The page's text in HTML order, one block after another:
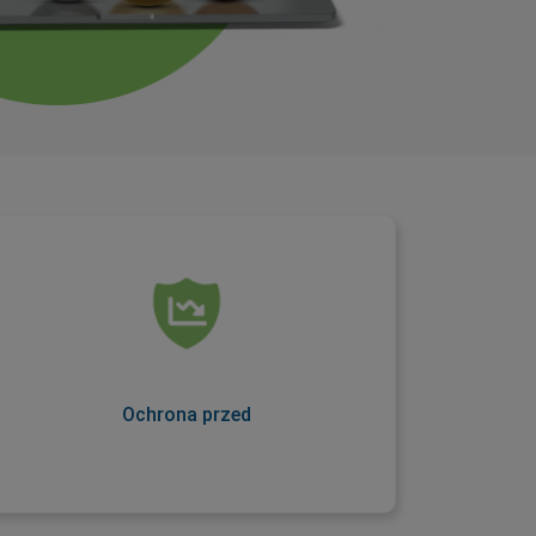
Ochrona przed
Kolejny warunek oferowany jako
standardowa funkcja na koncie (kontach),